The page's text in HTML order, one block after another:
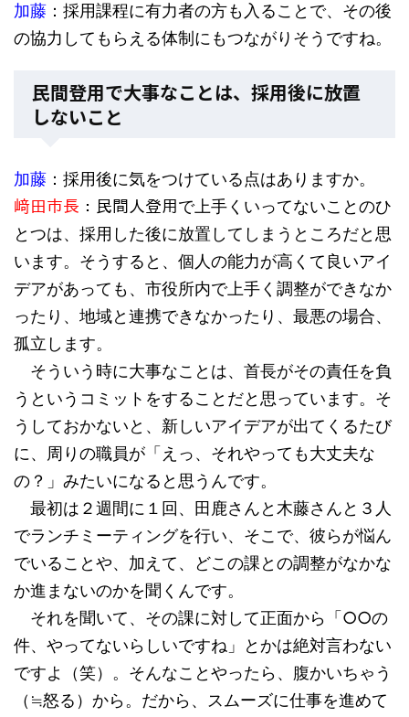
加藤 ：採用課程に有力者の方も入ることで、その後
の協力してもらえる体制にもつながりそうですね。
民間登用で大事なことは、採用後に放置
しないこと
加藤 ：採用後に気をつけている点はありますか。
﨑田市長 ：民間人登用で上手くいってないことのひ
とつは、採用した後に放置してしまうところだと思
います。そうすると、個人の能力が高くて良いアイ
デアがあっても、市役所内で上手く調整ができなか
ったり、地域と連携できなかったり、最悪の場合、
孤立します。
そういう時に大事なことは、首長がその責任を負
うというコミットをすることだと思っています。そ
うしておかないと、新しいアイデアが出てくるたび
に、周りの職員が「えっ、それやっても大丈夫な
の？」みたいになると思うんです。
最初は２週間に１回、田鹿さんと木藤さんと３人
でランチミーティングを行い、そこで、彼らが悩ん
でいることや、加えて、どこの課との調整がなかな
か進まないのかを聞くんです。
それを聞いて、その課に対して正面から「○○の
件、やってないらしいですね」とかは絶対言わない
ですよ（笑）。そんなことやったら、腹かいちゃう
（≒怒る）から。だから、スムーズに仕事を進めて